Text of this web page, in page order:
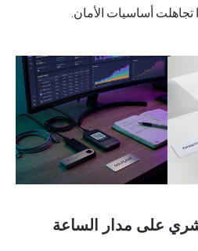
أساسيات الأمان.
على مدار الساعة